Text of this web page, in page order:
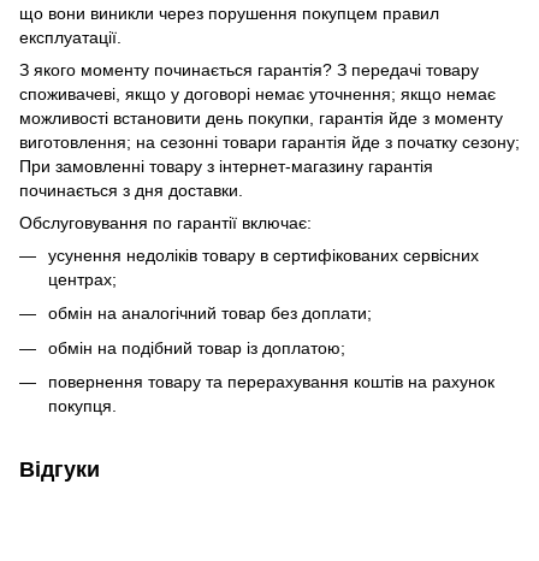
що вони виникли через порушення покупцем правил
експлуатації.
З якого моменту починається гарантія? З передачі товару
споживачеві, якщо у договорі немає уточнення; якщо немає
можливості встановити день покупки, гарантія йде з моменту
виготовлення; на сезонні товари гарантія йде з початку сезону;
При замовленні товару з інтернет-магазину гарантія
починається з дня доставки.
Обслуговування по гарантії включає:
усунення недоліків товару в сертифікованих сервісних
центрах;
обмін на аналогічний товар без доплати;
обмін на подібний товар із доплатою;
повернення товару та перерахування коштів на рахунок
покупця.
Відгуки